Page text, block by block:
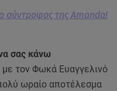
σύντροφος της Amanda!
σας κάνω
τον Φωκά Ευαγγελινό
ωραίο αποτέλεσμα